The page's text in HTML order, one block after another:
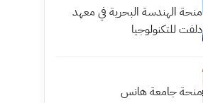
منحة الهندسة البحرية في معهد
دلفت للتكنولوجيا
منحة جامعة هانس